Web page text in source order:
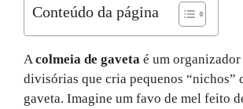
Conteúdo da página
Acolmeia de gaveta é um
divisórias que cria pequenos “nichos”
gaveta. Imagine um favo de mel feito